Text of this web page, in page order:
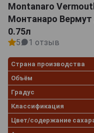
Montanaro
Монтанаро Вермут
0.75л
5 1 отзыв
Страна производства
Объём
Градус
Классификация
Цвет/содержание